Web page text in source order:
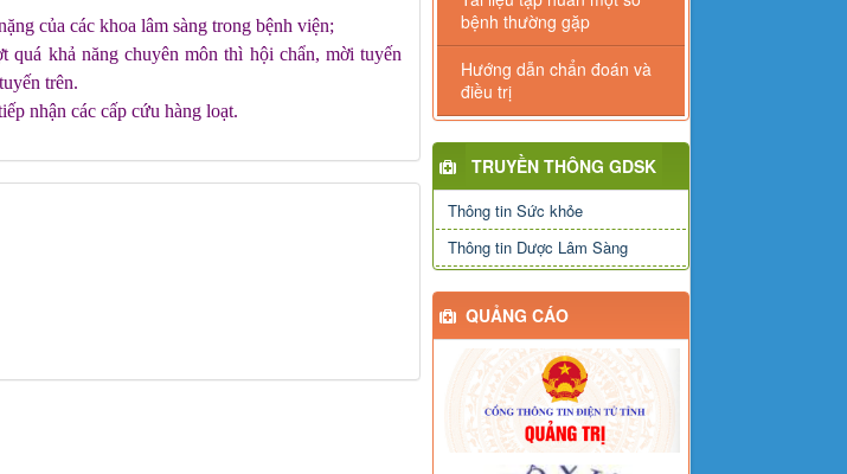
của các khoa lâm sàng trong bệnh viện;
quá khả năng chuyên môn thì hội chẩn, mời tuyến
trên.
nhận các cấp cứu hàng loạt.
bệnh thường gặp
Hướng dẫn chẩn đoán và
điều trị
TRUYỀN THÔNG GDSK
Thông tin Sức khỏe
Thông tin Dược Lâm Sàng
QUẢNG CÁO